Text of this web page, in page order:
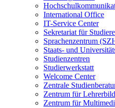
International Office
IT-Service Center
Sekretariat für
Sprachenzentrum
Staats- und
Studienzentren
Studierwerkstatt
Welcome Center
Zentrale
Zentrum für
Zentrum für